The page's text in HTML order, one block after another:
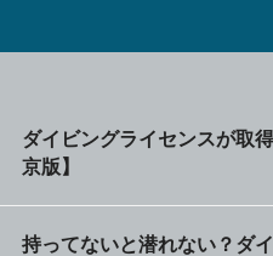
ダイビングライセンスが取
京版】
持ってないと潜れない？ダ